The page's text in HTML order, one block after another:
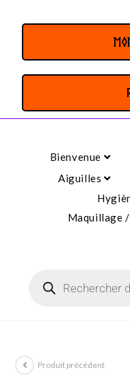
Bienvenue
Aiguilles
Maquillage
Produit précédent